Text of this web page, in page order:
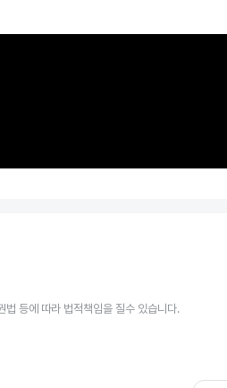
법 등에 따라 법적책임을 질수 있습니다.